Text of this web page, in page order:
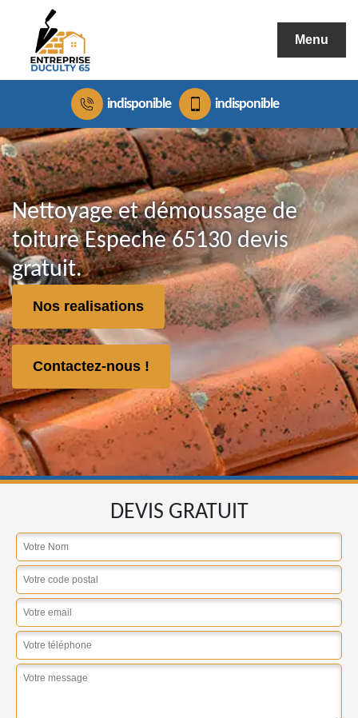
Menu
indisponible indisponible
Nettoyage et démoussage de
toiture Espeche 65130 devis
gratuit.
Nos realisations
Contactez-nous !
DEVIS GRATUIT